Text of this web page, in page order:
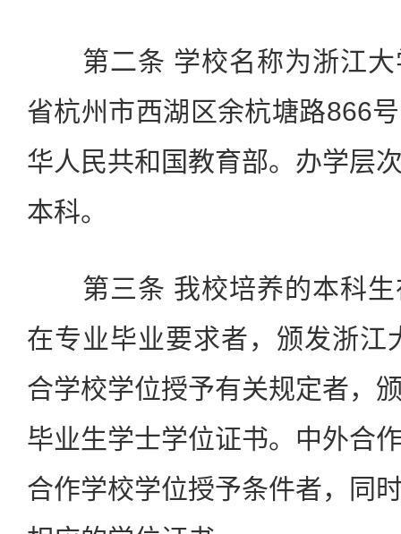
第二条 学校名称为浙江大
省杭州市西湖区余杭塘路866
华人民共和国教育部。办学层
本科。
第三条 我校培养的本科生
在专业毕业要求者，颁发浙江
合学校学位授予有关规定者，
毕业生学士学位证书。中外合
合作学校学位授予条件者，同